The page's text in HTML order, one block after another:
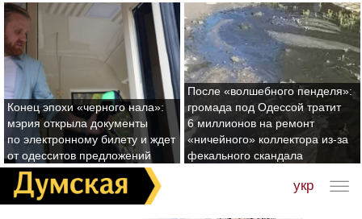
Конец эпохи «черного нала»:
мэрия открыла документы
по электронному билету и ждет
от одесситов предложений
После «волшебного пенделя»:
громада под Одессой тратит
6 миллионов на ремонт
«ничейного» коллектора из-за
фекального скандала
укр